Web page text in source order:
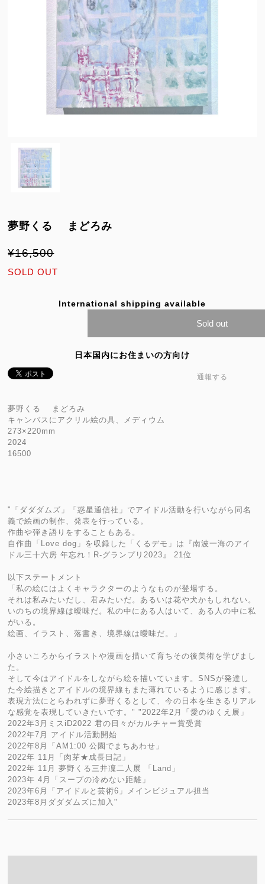
夢野くる まどろみ
¥16,500
SOLD OUT
International shipping available
Sold out
日本国内にお住まいの方向け
通報する
夢野くる まどろみ
キャンバスにアクリル絵の具、メディウム
273×220mm
2024
16500
"「ダダダムズ」「惑星通信社」でアイドル活動を行いながら同名
義で絵画の制作、発表を行っている。
作曲や弾き語りをすることもある。
自作曲「Love dog」を収録した「くるデモ」は『南波一海のアイ
ドル三十六房 年忘れ！R-グランプリ2023』 21位
以下ステートメント
「私の絵にはよくキャラクターのようなものが登場する。
それは私みたいだし、君みたいだ。あるいは花や犬かもしれない。
いのちの境界線は曖味だ。私の中にある人はいて、ある人の中に私
がいる。
絵画、イラスト、落書き、境界線は曖味だ。」
小さいころからイラストや漫画を描いて育ちその後美術を学びまし
た。
そして今はアイドルをしながら絵を描いています。SNSが発達し
た今絵描きとアイドルの境界線もまた薄れているように感じます。
表現方法にとらわれずに夢野くるとして、今の日本を生きるリアル
な感覚を表現していきたいです。" "2022年2月「愛のゆくえ展」
2022年3月ミスiD2022 君の日々がカルチャー賞受賞
2022年7月 アイドル活動開始
2022年8月「AM1:00 公園でまちあわせ」
2022年 11月「肉芽★成長日記」
2022年 11月 夢野くる三井凜二人展 「Land」
2023年 4月「スープの冷めない距離」
2023年6月「アイドルと芸術6」メインビジュアル担当
2023年8月ダダダムズに加入"